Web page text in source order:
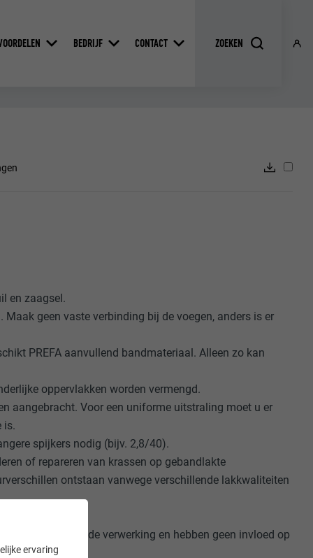
BEDRIJF CONTACT
en zaagsel.
geen vaste verbinding bij de voegen, anders is er
PREFA aanvullend bandmateriaal. Alleen zo kan
oppervlakken worden vermengd.
aangebracht. Voor een uniforme uitstraling moet u er
is.
spijkers nodig (bijv. 2,8/40).
of repareren van krassen op gebandlakte
ontstaan vanwege verschillende lakkwaliteiten
mogelijk door de verwerking en hebben geen invloed op
ervaring